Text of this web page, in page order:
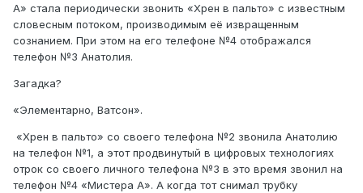
А» стала периодически звонить «Хрен в пальто» с известным
словесным потоком, производимым её извращенным
сознанием. При этом на его телефоне №4 отображался
телефон №3 Анатолия.
Загадка?
«Элементарно, Ватсон».
«Хрен в пальто» со своего телефона №2 звонила Анатолию
на телефон №1, а этот продвинутый в цифровых технологиях
отрок со своего личного телефона №3 в это время звонил на
телефон №4 «Мистера А». А когда тот снимал трубку